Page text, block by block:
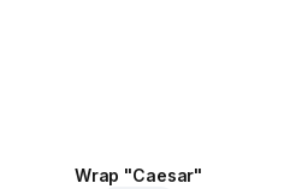
Wrap "Caesar"